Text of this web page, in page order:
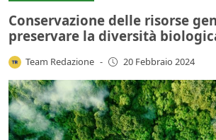
Conservazione delle risorse
preservare la diversità
Team Redazione - 20 Febbraio 2024